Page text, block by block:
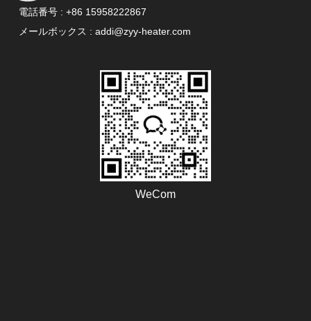
電話番号 : +86 15958222867
メールボックス : addi@zyy-heater.com
WeCom